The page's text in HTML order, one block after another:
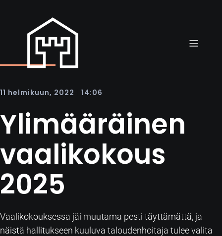
11 helmikuun, 2022 14:06
Ylimääräinen
vaalikokous
2025
Vaalikokouksessa jäi muutama pesti täyttämättä, ja
näistä hallitukseen kuuluva taloudenhoitaja tulee valita